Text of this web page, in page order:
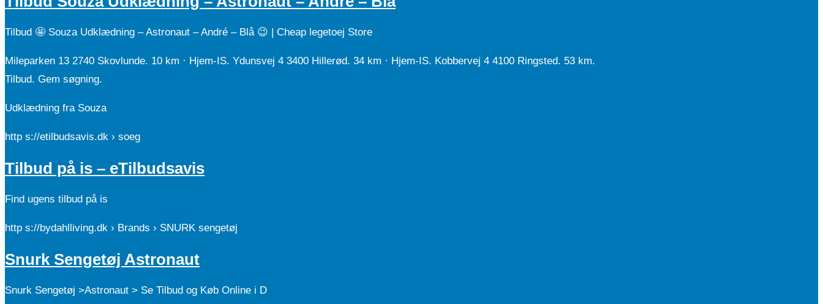
Tilbud 🤩 Souza Udklædning – Astronaut – André – Blå 😉 | Cheap legetoej Store
Mileparken 13 2740 Skovlunde. 10 km · Hjem-IS. Ydunsvej 4 3400 Hillerød. 34 km · Hjem-IS. Kobbervej 4 4100 Ringsted. 53 km.
Tilbud. Gem søgning.
Udklædning fra Souza
http s://etilbudsavis.dk › soeg
Tilbud på is – eTilbudsavis
Find ugens tilbud på is
http s://bydahlliving.dk › Brands › SNURK sengetøj
Snurk Sengetøj Astronaut
Snurk Sengetøj >Astronaut > Se Tilbud og Køb Online i D